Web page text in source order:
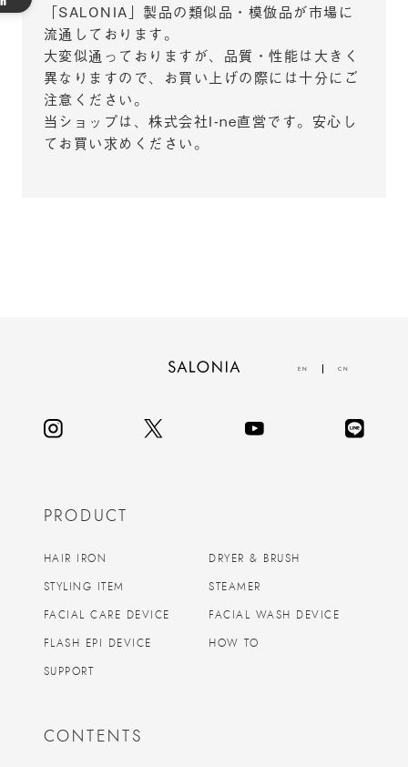
「SALONIA」製品の類似品・模倣品が市場に
流通しております。
大変似通っておりますが、品質・性能は大きく
異なりますので、お買い上げの際には十分にご
注意ください。
当ショップは、株式会社I-ne直営です。安心し
てお買い求めください。
EN CN
PRODUCT
HAIR IRON DRYER & BRUSH
STYLING ITEM STEAMER
FACIAL CARE DEVICE FACIAL WASH DEVICE
FLASH EPI DEVICE
SUPPORT
HOW TO
CONTENTS